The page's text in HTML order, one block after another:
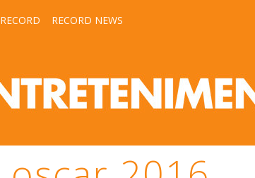
RECORD RECORD NEWS